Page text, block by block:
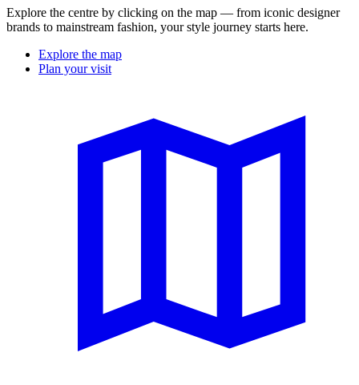
Explore the centre by clicking on the map — from iconic designer
brands to mainstream fashion, your style journey starts here.
Explore the map
Plan your visit